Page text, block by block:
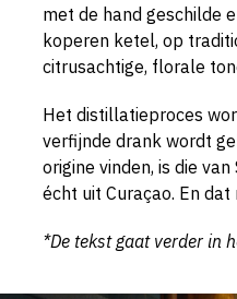
met de hand geschilde
koperen ketel, op
citrusachtige, florale
Het distillatieproces
verfijnde drank wordt
origine vinden, is die
écht uit Curaçao. En
*De tekst gaat verder in